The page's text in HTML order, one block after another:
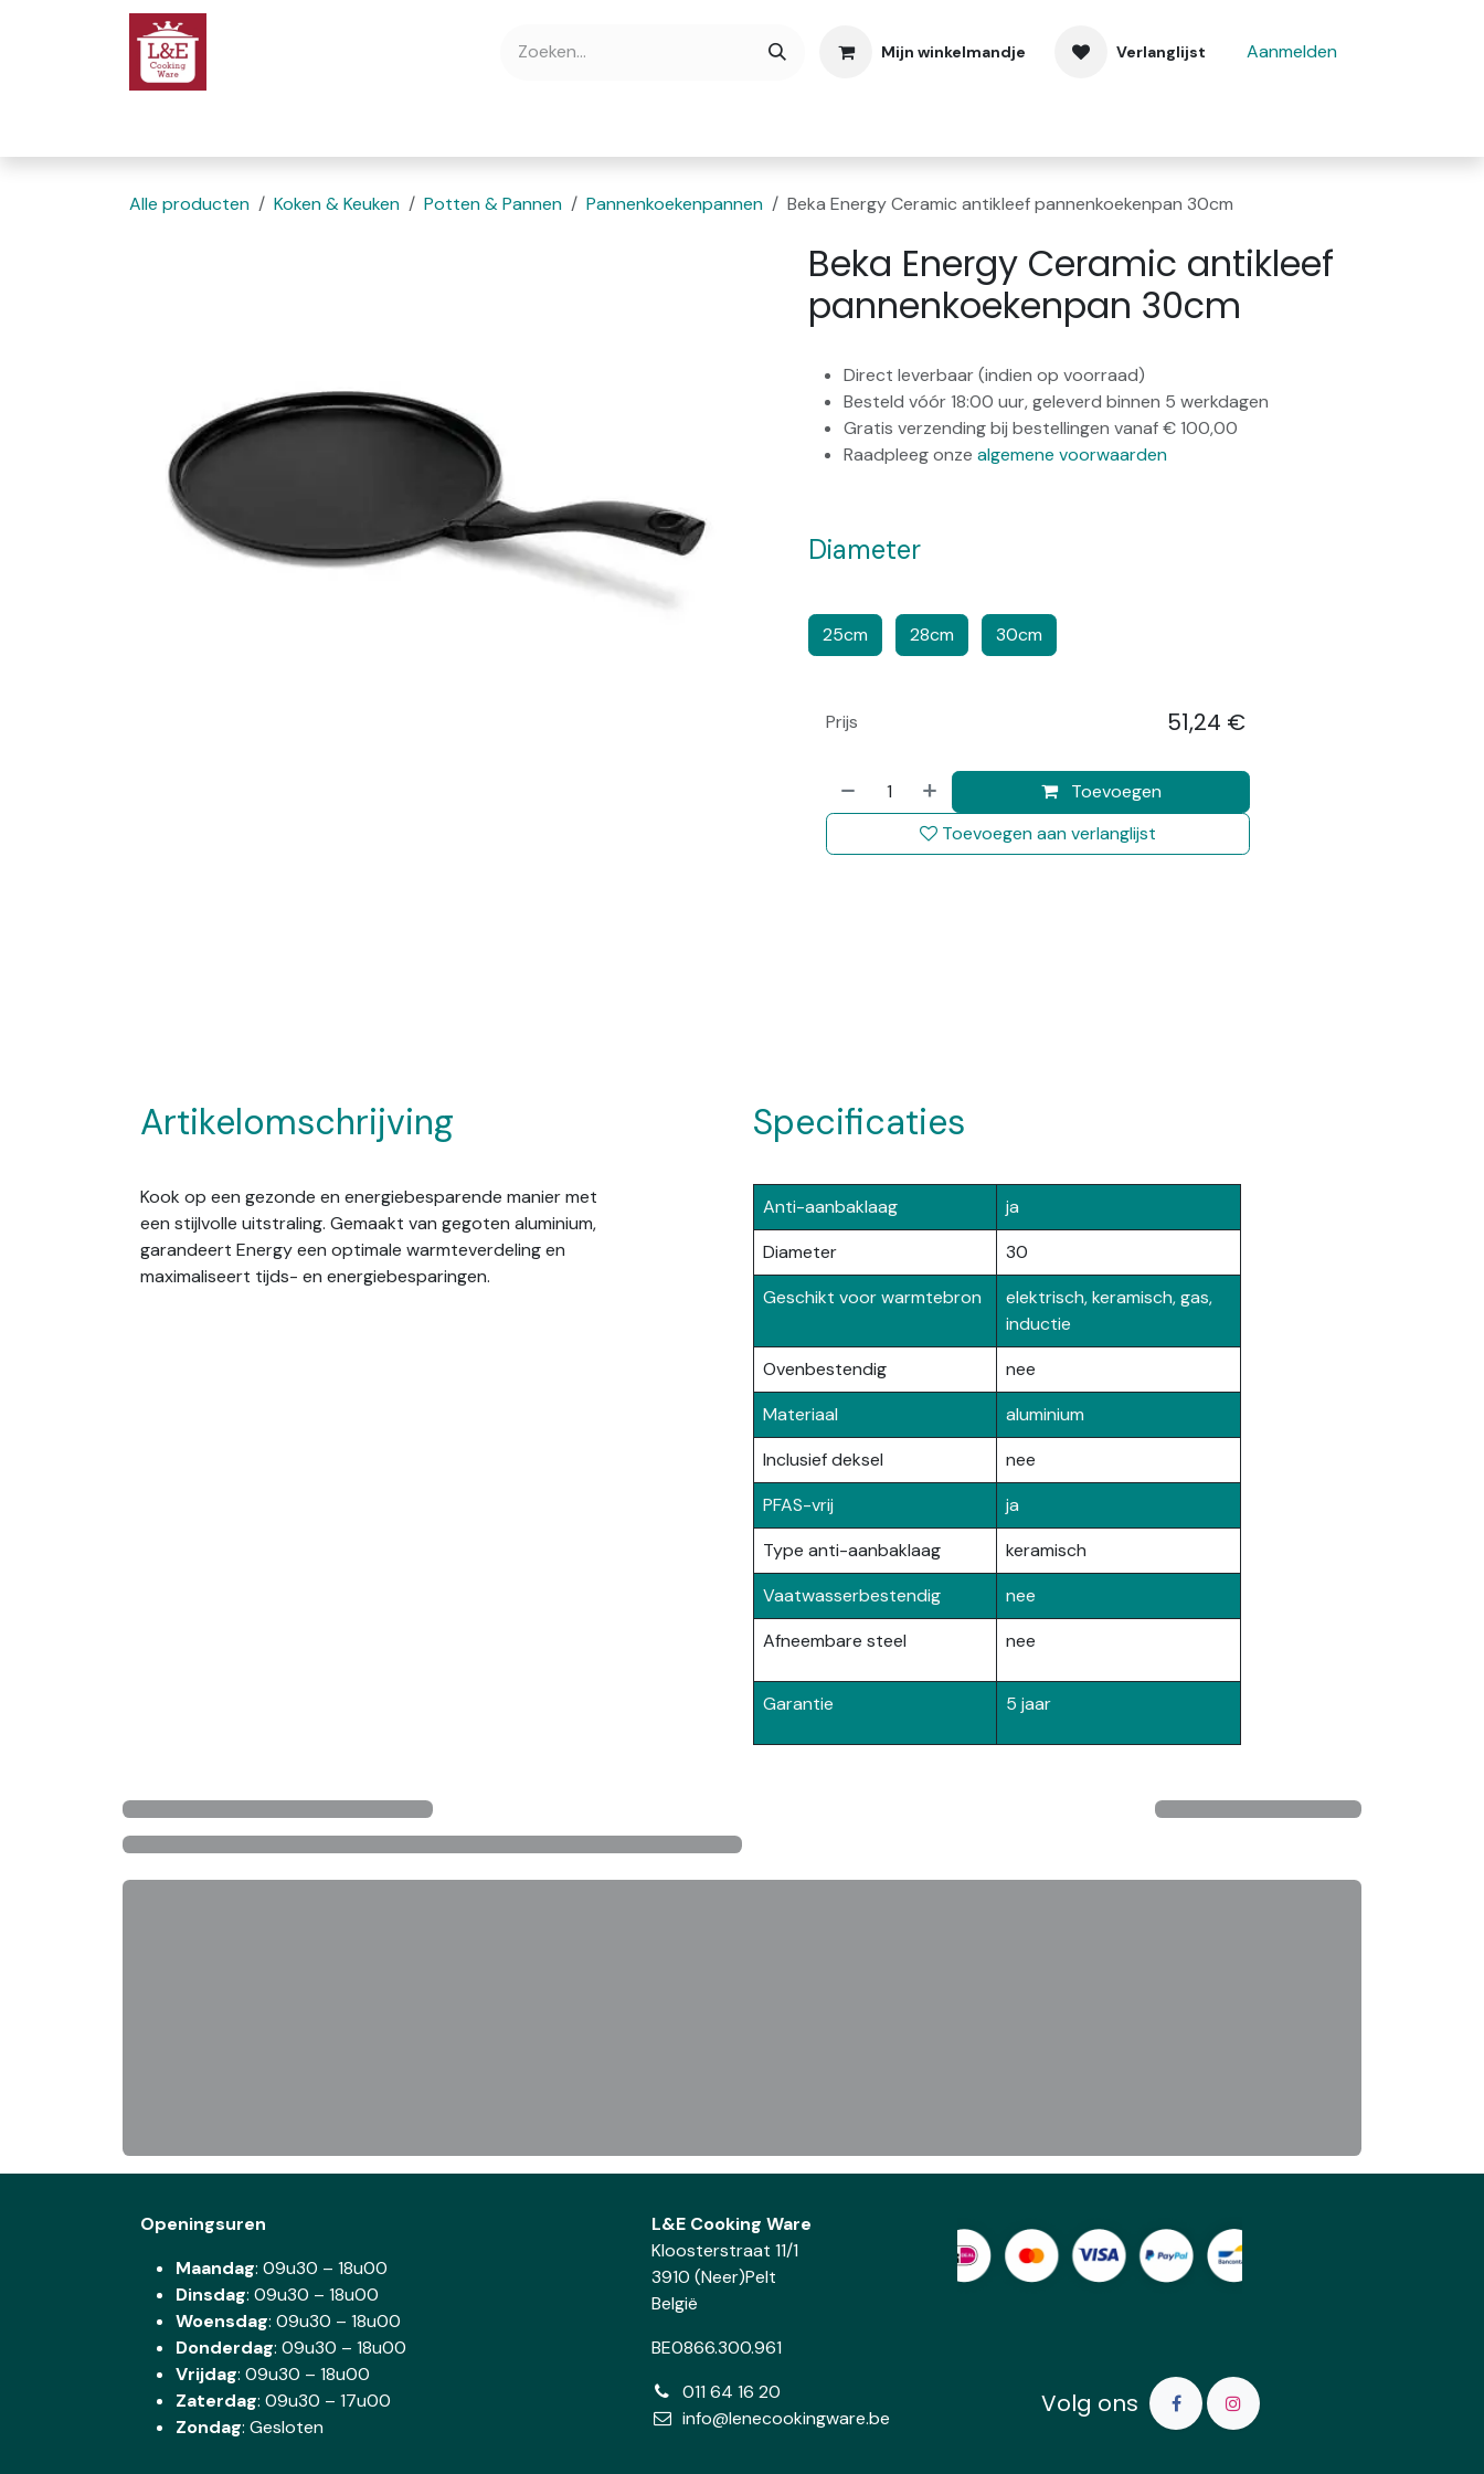
Overslaan naar inhoud
Mijn winkelmandje Verlanglijst Aanmelden
Alle producten Koken & Keuken Potten & Pannen Pannenkoekenpannen Beka Energy Ceramic antikleef pannenkoekenpan 30cm
Beka Energy Ceramic antikleef
pannenkoekenpan 30cm
Direct leverbaar (indien op voorraad)
Besteld vóór 18:00 uur, geleverd binnen 5 werkdagen
Gratis verzending bij bestellingen vanaf € 100,00
Raadpleeg onze algemene voorwaarden
Diameter
25cm 28cm 30cm
Toevoegen
Toevoegen aan verlanglijst
Prijs 51,24 €
Artikelomschrijving
Kook op een gezonde en energiebesparende manier met
een stijlvolle uitstraling. Gemaakt van gegoten aluminium,
garandeert Energy een optimale warmteverdeling en
maximaliseert tijds- en energiebesparingen.
Specificaties
Anti-aanbaklaag
ja
Diameter
30
Geschikt voor warmtebron
elektrisch, keramisch, gas,
inductie
Ovenbestendig
nee
Materiaal
aluminium
Inclusief deksel
nee
PFAS-vrij
ja
Type anti-aanbaklaag
keramisch
Vaatwasserbestendig
nee
Afneembare steel
nee
Garantie 5 jaar
Openingsuren
Maandag: 09u30 – 18u00
Dinsdag: 09u30 – 18u00
Woensdag: 09u30 – 18u00
Donderdag: 09u30 – 18u00
Vrijdag: 09u30 – 18u00
Zaterdag: 09u30 – 17u00
Zondag: Gesloten
L&E Cooking Ware
Kloosterstraat 11/1
3910 (Neer)Pelt
België
BE0866.300.961
011 64 16 20
info@lenecookingware.be
Volg ons